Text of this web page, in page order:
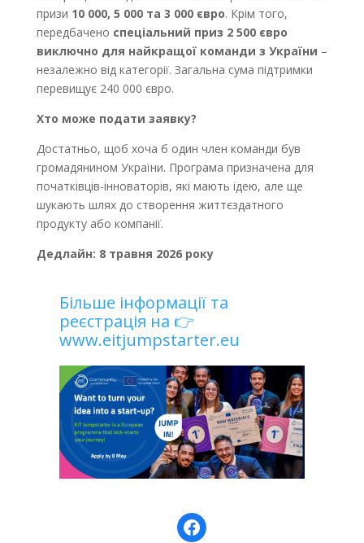
призи 10 000, 5 000 та 3 000 євро. Крім того,
передбачено спеціальний приз 2 500 євро
виключно для найкращої команди з України –
незалежно від категорії. Загальна сума підтримки
перевищує 240 000 євро.
Хто може подати заявку?
Достатньо, щоб хоча б один член команди був
громадянином України. Програма призначена для
початківців-інноваторів, які мають ідею, але ще
шукають шлях до створення життєздатного
продукту або компанії.
Дедлайн: 8 травня 2026 року
Більше інформації та
реєстрація на 👉
www.eitjumpstarter.eu
Facebook